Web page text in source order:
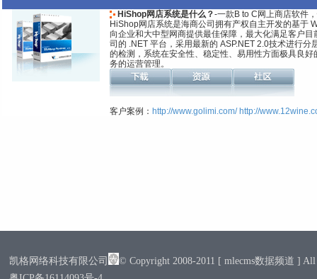
HiShop网店系统是什么？-一款B to C网上商店软件
HiShop网店系统是海商公司拥有产权自主开发的基于
向企业和大中型网商提供最佳保障，最大化满足客户
司的 .NET 平台，采用最新的 ASP.NET 2.0技术进行
的检测，系统在安全性、稳定性、易用性方面极具良
务的运营管理。
客户案例： http://www.golimi.com/ http://
凯格网络科技有限公司
© Copyright 2008-2011 [ mlecms数据频道 ] All